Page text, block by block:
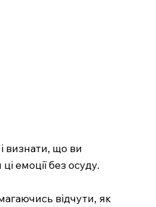
визнати, що ви
емоції без осуду.
відчути, як